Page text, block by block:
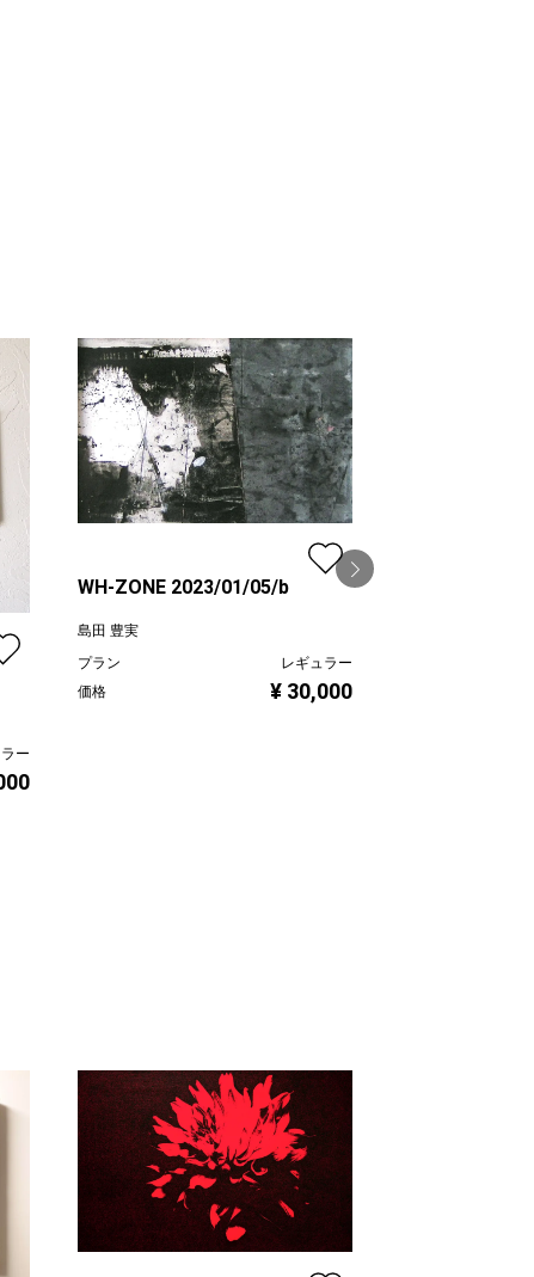
ー
WH-ZONE 2023/01/05/b
島田 豊実
プラン
レギュラー
価格
¥ 30,000